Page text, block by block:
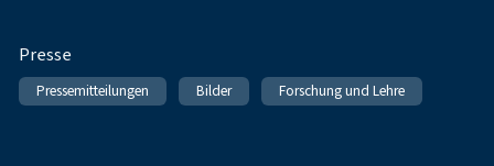
Presse
Pressemitteilungen Bilder Forschung und Lehre